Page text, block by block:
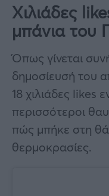
Χιλιάδες
μπάνια του
Όπως γίνεται
δημοσίευσή του
18 χιλιάδες likes
περισσότεροι
πώς μπήκε στη
θερμοκρασίες.